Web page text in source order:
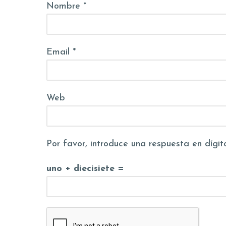
Nombre *
Email *
Web
Por favor, introduce una respuesta en
uno + diecisiete =